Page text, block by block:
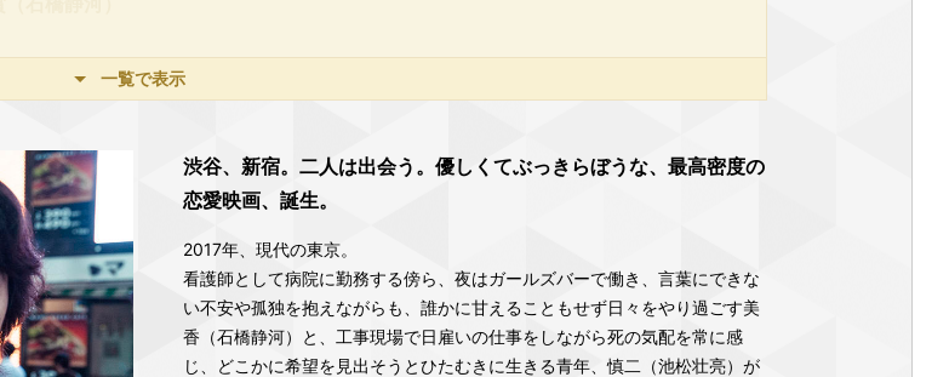
一覧で表示
渋谷、新宿。二人は出会う。優しくてぶっきらぼうな、最高密度の
恋愛映画、誕生。
2017年、現代の東京。
看護師として病院に勤務する傍ら、夜はガールズバーで働き、言葉にできな
い不安や孤独を抱えながらも、誰かに甘えることもせず日々をやり過ごす美
香（石橋静河）と、工事現場で日雇いの仕事をしながら死の気配を常に感
じ、どこかに希望を見出そうとひたむきに生きる青年、慎二（池松壮亮）が